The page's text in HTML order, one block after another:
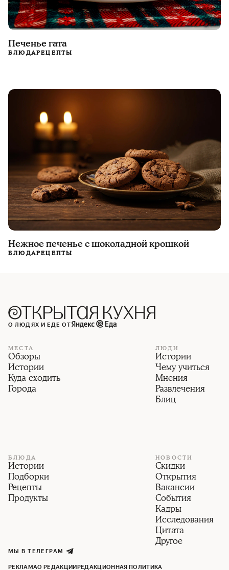
Печенье гата
БЛЮДАРЕЦЕПТЫ
Нежное печенье с шоколадной крошкой
БЛЮДАРЕЦЕПТЫ
О ЛЮДЯХ И ЕДЕ ОТ
МЕСТА
Обзоры
Истории
Куда сходить
Города
ЛЮДИ
Истории
Чему учиться
Мнения
Развлечения
Блиц
БЛЮДА
Истории
Подборки
Рецепты
Продукты
НОВОСТИ
Скидки
Открытия
Вакансии
События
Кадры
Исследования
Цитата
Другое
МЫ В ТЕЛЕГРАМ
РЕКЛАМАО РЕДАКЦИИ РЕДАКЦИОННАЯ ПОЛИТИКА